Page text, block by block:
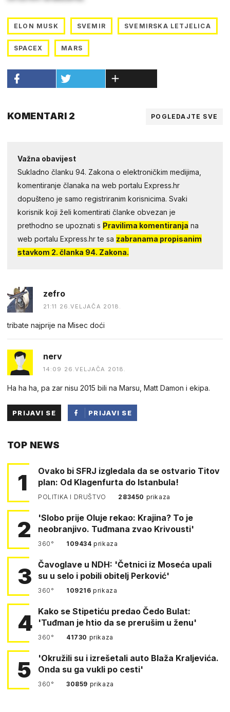
ELON MUSK SVEMIR SVEMIRSKA LETJELICA
SPACEX MARS
KOMENTARI 2 POGLEDAJTE SVE
Važna obavijest
Sukladno članku 94. Zakona o elektroničkim medijima,
komentiranje članaka na web portalu Express.hr
dopušteno je samo registriranim korisnicima. Svaki
korisnik koji želi komentirati članke obvezan je
prethodno se upoznati s Pravilima komentiranja na
web portalu Express.hr te sa zabranama propisanim
stavkom 2. članka 94. Zakona.
zefro
21:11 26.VELJAČA 2018.
tribate najprije na Misec doći
nerv
14:09 26.VELJAČA 2018.
Ha ha ha, pa zar nisu 2015 bili na Marsu, Matt Damon i ekipa.
PRIJAVI SE
PRIJAVI SE
TOP NEWS
1
Ovako bi SFRJ izgledala da se ostvario Titov
plan: Od Klagenfurta do Istanbula!
POLITIKA I DRUŠTVO 283450 prikaza
2
'Slobo prije Oluje rekao: Krajina? To je
neobranjivo. Tuđmana zvao Krivousti'
360° 109434prikaza
3
Čavoglave u NDH: 'Četnici iz Moseća upali
su u selo i pobili obitelj Perković'
360° 109216prikaza
4 Kako se Stipetiću predao Čedo Bulat:
'Tuđman je htio da se prerušim u ženu'
360° 41730 prikaza
5
'Okružili su i izrešetali auto Blaža Kraljevića.
Onda su ga vukli po cesti'
360° 30859 prikaza